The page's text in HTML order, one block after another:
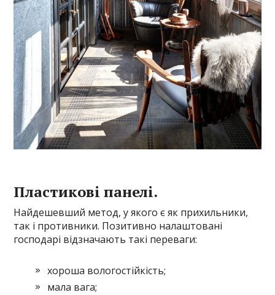
Пластикові панелі.
Найдешевший метод, у якого є як прихильники,
так і противники. Позитивно налаштовані
господарі відзначають такі переваги:
хороша вологостійкість;
мала вага;